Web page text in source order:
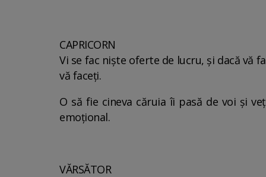
CAPRICORN
Vi se fac niște oferte de lucru, și dacă vă
vă faceți.
O să fie cineva căruia îi pasă de voi și
emoțional.
VĂRSĂTOR